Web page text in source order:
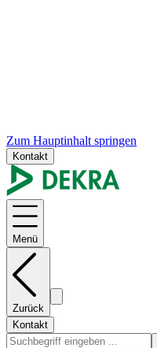
Zum Hauptinhalt springen
Kontakt
Menü
Zurück
Kontakt